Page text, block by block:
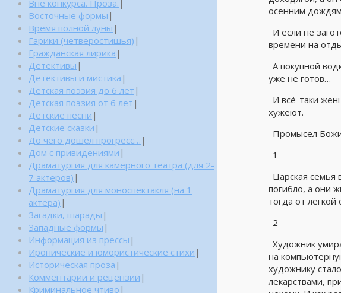
осенним
И если не
времени на
А покупной
уже не готов…
И всё-таки
хужеют.
Промысел
1
Царская семья
погибло, а они
тогда от
2
Художник
на
художнику
лекарствами,
Вне конкурса. Проза. |
Восточные формы |
Время полной луны |
Гарики (четверостишья) |
Гражданская лирика |
Детективы |
Детективы и мистика |
Детская поэзия до 6 лет |
Детская поэзия от 6 лет |
Детские песни |
Детские сказки |
До чего дошел прогресс… |
Дом с привидениями |
Драматургия для камерного театра (для 2-
7 актеров) |
Драматургия для моноспектакля (на 1
актера) |
Загадки, шарады |
Западные формы |
Информация из прессы |
Иронические и юмористические стихи |
Историческая проза |
Комментарии и рецензии |
Криминальное чтиво |